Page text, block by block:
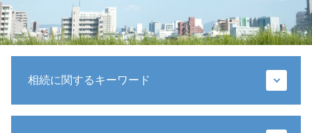
相続に関するキーワード